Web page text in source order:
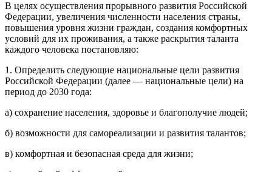
В целях осуществления прорывного развития Российской
Федерации, увеличения численности населения страны,
повышения уровня жизни граждан, создания комфортных
условий для их проживания, а также раскрытия таланта
каждого человека постановляю:
1. Определить следующие национальные цели развития
Российской Федерации (далее — национальные цели) на
период до 2030 года:
а) сохранение населения, здоровье и благополучие людей;
б) возможности для самореализации и развития талантов;
в) комфортная и безопасная среда для жизни;